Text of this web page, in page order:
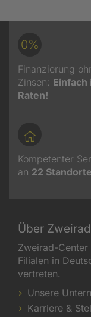
0%
Finanzierung
Zinsen: Einfach
Raten!
Kompetenter
an 22
Über
Zweirad-
Filialen in
vertreten.
Unsere
Karriere &